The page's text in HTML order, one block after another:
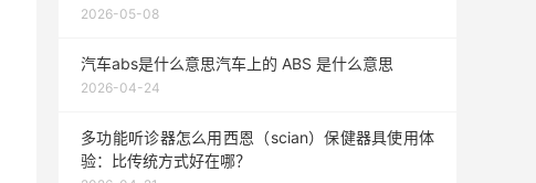
2026-05-08
汽车abs是什么意思汽车上的 ABS 是什么意思
2026-04-24
多功能听诊器怎么用西恩（scian）保健器具使用体
验：比传统方式好在哪？